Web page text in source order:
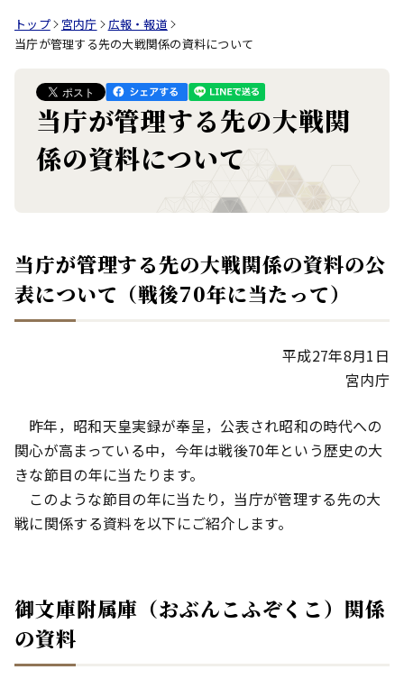
トップ 宮内庁
広報・報道
当庁が管理する先の大戦関係の資料について
当庁が管理する先の大戦関
係の資料について
当庁が管理する先の大戦関係の資料の公
表について（戦後70年に当たって）
平成27年8月1日
宮内庁
昨年，昭和天皇実録が奉呈，公表され昭和の時代への
関心が高まっている中，今年は戦後70年という歴史の大
きな節目の年に当たります。
このような節目の年に当たり，当庁が管理する先の大
戦に関係する資料を以下にご紹介します。
御文庫附属庫（おぶんこふぞくこ）関係
の資料